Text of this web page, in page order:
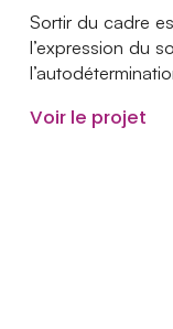
Sortir du cadre
l’expression du
Voir le projet